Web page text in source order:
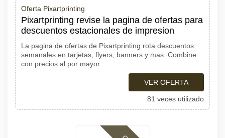
Oferta Pixartprinting
Pixartprinting revise la pagina de ofertas para
descuentos estacionales de impresion
La pagina de ofertas de Pixartprinting rota descuentos
semanales en tarjetas, flyers, banners y mas. Combine
con precios al por mayor
VER OFERTA
81 veces utilizado